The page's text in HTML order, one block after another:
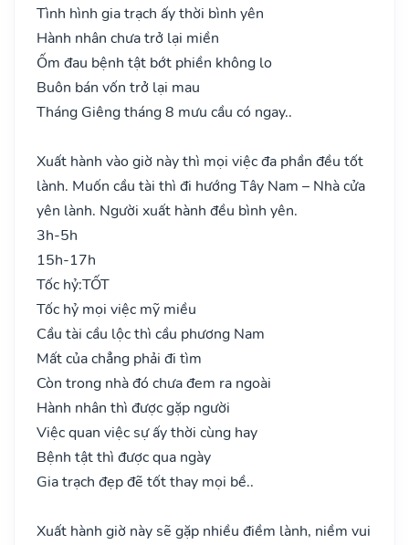
Tình hình gia trạch ấy thời bình yên
Hành nhân chưa trở lại miền
Ốm đau bệnh tật bớt phiền không lo
Buôn bán vốn trở lại mau
Tháng Giêng tháng 8 mưu cầu có ngay..
Xuất hành vào giờ này thì mọi việc đa phần đều tốt
lành. Muốn cầu tài thì đi hướng Tây Nam – Nhà cửa
yên lành. Người xuất hành đều bình yên.
3h-5h
15h-17h
Tốc hỷ:TỐT
Tốc hỷ mọi việc mỹ miều
Cầu tài cầu lộc thì cầu phương Nam
Mất của chẳng phải đi tìm
Còn trong nhà đó chưa đem ra ngoài
Hành nhân thì được gặp người
Việc quan việc sự ấy thời cùng hay
Bệnh tật thì được qua ngày
Gia trạch đẹp đẽ tốt thay mọi bề..
Xuất hành giờ này sẽ gặp nhiều điềm lành, niềm vui